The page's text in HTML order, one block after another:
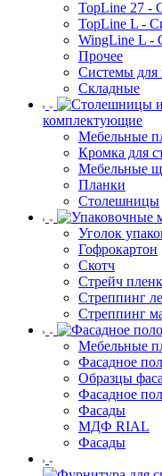
TopLine 27 -
TopLine L -
WingLine L -
Прочее
Системы для
Складные
комплектующие
Мебельные
Кромка для
Мебельные
Планки
Столешницы
Уголок
Гофрокартон
Скотч
Стрейч
Стреппинг
Стреппинг
Мебельные
Фасадное
Образцы
Фасадное
Фасады
МДФ RIAL
Фасады